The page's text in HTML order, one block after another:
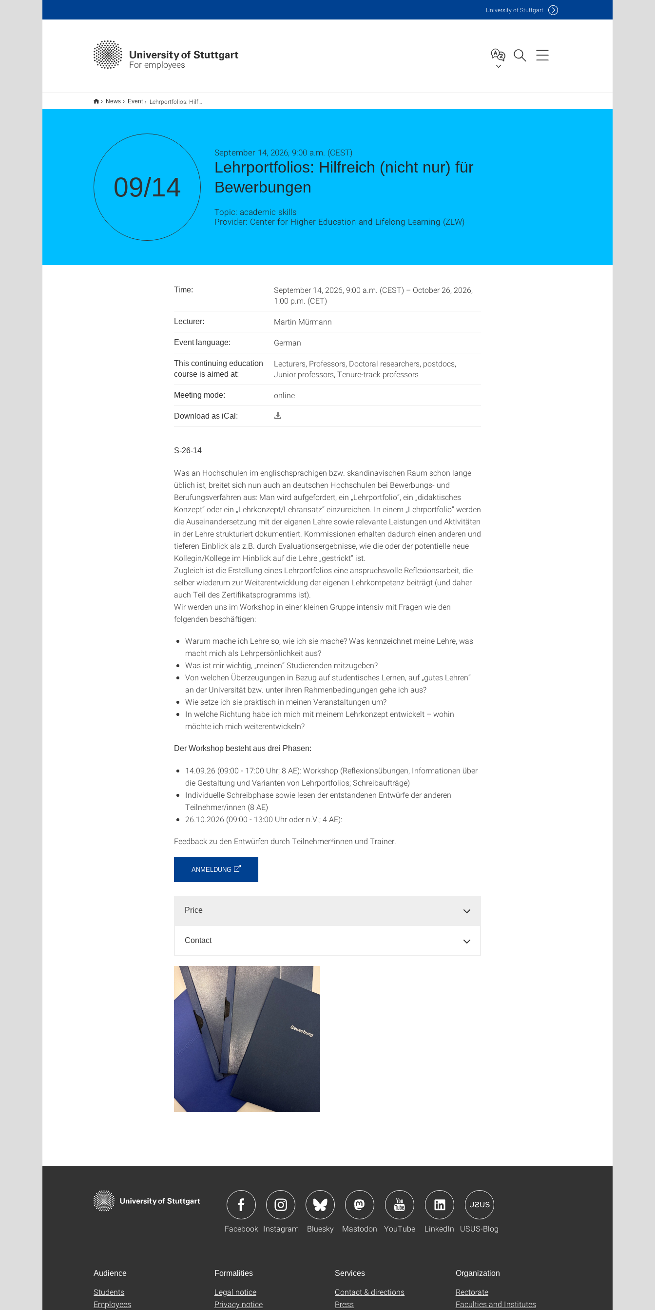
For employees
University of Stuttgart
News Event Lehrportfolios: Hilfreich (nicht nur) für Bewerbungen
09/14
Lehrportfolios: Hilfreich (nicht nur) für
Bewerbungen
September 14, 2026, 9:00 a.m. (CEST)
Topic: academic skills
Provider: Center for Higher Education and Lifelong Learning (ZLW)
Time:
September 14, 2026, 9:00 a.m. (CEST) – October 26, 2026,
1:00 p.m. (CET)
Lecturer: Martin Mürmann
Event language: German
This continuing education
course is aimed at:
Lecturers, Professors, Doctoral researchers, postdocs,
Junior professors, Tenure-track professors
Meeting mode: online
Download as iCal:
S-26-14
Was an Hochschulen im englischsprachigen bzw. skandinavischen Raum schon lange
üblich ist, breitet sich nun auch an deutschen Hochschulen bei Bewerbungs- und
Berufungsverfahren aus: Man wird aufgefordert, ein „Lehrportfolio“, ein „didaktisches
Konzept“ oder ein „Lehrkonzept/Lehransatz“ einzureichen. In einem „Lehrportfolio“ werden
die Auseinandersetzung mit der eigenen Lehre sowie relevante Leistungen und Aktivitäten
in der Lehre strukturiert dokumentiert. Kommissionen erhalten dadurch einen anderen und
tieferen Einblick als z.B. durch Evaluationsergebnisse, wie die oder der potentielle neue
Kollegin/Kollege im Hinblick auf die Lehre „gestrickt“ ist.
Zugleich ist die Erstellung eines Lehrportfolios eine anspruchsvolle Reflexionsarbeit, die
selber wiederum zur Weiterentwicklung der eigenen Lehrkompetenz beiträgt (und daher
auch Teil des Zertifikatsprogramms ist).
Wir werden uns im Workshop in einer kleinen Gruppe intensiv mit Fragen wie den
folgenden beschäftigen:
Warum mache ich Lehre so, wie ich sie mache? Was kennzeichnet meine Lehre, was
macht mich als Lehrpersönlichkeit aus?
Was ist mir wichtig, „meinen“ Studierenden mitzugeben?
Von welchen Überzeugungen in Bezug auf studentisches Lernen, auf „gutes Lehren“
an der Universität bzw. unter ihren Rahmenbedingungen gehe ich aus?
Wie setze ich sie praktisch in meinen Veranstaltungen um?
In welche Richtung habe ich mich mit meinem Lehrkonzept entwickelt – wohin
möchte ich mich weiterentwickeln?
Der Workshop besteht aus drei Phasen:
14.09.26 (09:00 - 17:00 Uhr; 8 AE): Workshop (Reflexionsübungen, Informationen über
die Gestaltung und Varianten von Lehrportfolios; Schreibaufträge)
Individuelle Schreibphase sowie lesen der entstandenen Entwürfe der anderen
Teilnehmer/innen (8 AE)
26.10.2026 (09:00 - 13:00 Uhr oder n.V.; 4 AE):
Feedback zu den Entwürfen durch Teilnehmer*innen und Trainer.
ANMELDUNG
Price
Contact
Facebook Instagram Bluesky Mastodon YouTube LinkedIn USUS-Blog
Audience
Students
Employees
Formalities
Legal notice
Privacy notice
Services
Contact & directions
Press
Organization
Rectorate
Faculties and Institutes